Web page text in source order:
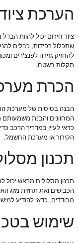
הערכת
ציוד חירום יכול להוות
שתכלול רפידות, כבלים
להחזיק גזירה לפנצ'רים
תקלות בשטח.
הכרת
הבנה בסיסית של מערכת
המחוונים והבנת משמעותם
כדאי לעיין במדריך הרכב
הקירור או מערכת החשמל.
תכנון
תכנון מסלולים מראש יכול
הכבישים ואת תחזית מזג
מבודדים, כדאי להודיע
שימוש